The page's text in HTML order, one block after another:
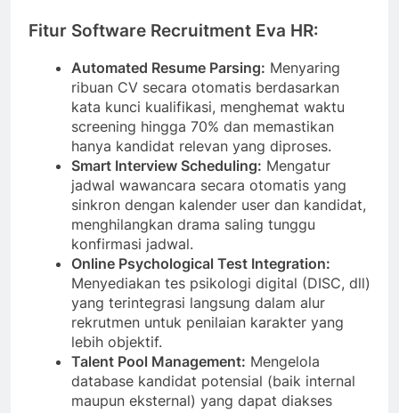
Fitur Software Recruitment Eva HR:
Automated Resume Parsing: Menyaring
ribuan CV secara otomatis berdasarkan
kata kunci kualifikasi, menghemat waktu
screening hingga 70% dan memastikan
hanya kandidat relevan yang diproses.
Smart Interview Scheduling: Mengatur
jadwal wawancara secara otomatis yang
sinkron dengan kalender user dan kandidat,
menghilangkan drama saling tunggu
konfirmasi jadwal.
Online Psychological Test Integration:
Menyediakan tes psikologi digital (DISC, dll)
yang terintegrasi langsung dalam alur
rekrutmen untuk penilaian karakter yang
lebih objektif.
Talent Pool Management: Mengelola
database kandidat potensial (baik internal
maupun eksternal) yang dapat diakses